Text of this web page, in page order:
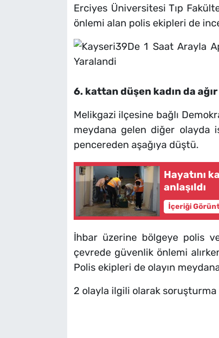
Erciyes Üniversitesi Tıp
önlemi alan polis ekipleri de
6. kattan düşen kadın da
Melikgazi ilçesine bağlı
meydana gelen diğer olayda
pencereden aşağıya düştü.
Hayatını
anlaşıldı
İçeriği
İhbar üzerine bölgeye polis
çevrede güvenlik önlemi
Polis ekipleri de olayın
2 olayla ilgili olarak soruşturma